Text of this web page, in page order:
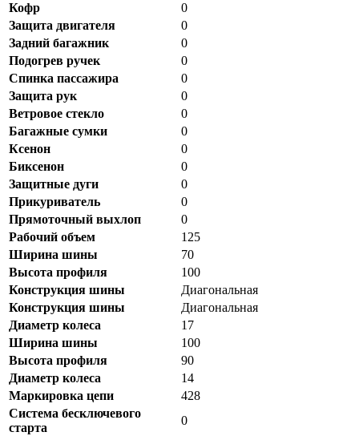
Кофр
0
Защита двигателя
0
Задний багажник
0
Подогрев ручек
0
Спинка пассажира
0
Защита рук
0
Ветровое стекло
0
Багажные сумки
0
Ксенон
0
Биксенон
0
Защитные дуги
0
Прикуриватель
0
Прямоточный выхлоп
0
Рабочий объем
125
Ширина шины
70
Высота профиля
100
Конструкция шины
Диагональная
Конструкция шины
Диагональная
Диаметр колеса
17
Ширина шины
100
Высота профиля
90
Диаметр колеса
14
Маркировка цепи
428
Система бесключевого
старта
0